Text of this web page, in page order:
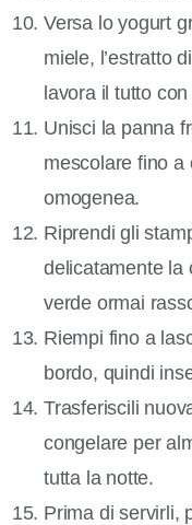
Versa lo yogurt
miele, l’estratto
lavora il tutto
Unisci la panna
mescolare fino a
omogenea.
Riprendi gli
delicatamente la
verde ormai
Riempi fino a
bordo, quindi
Trasferiscili
congelare per
tutta la notte.
Prima di servirli,